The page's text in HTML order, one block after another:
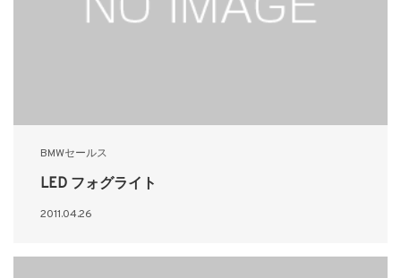
BMWセールス
LED フォグライト
2011.04.26